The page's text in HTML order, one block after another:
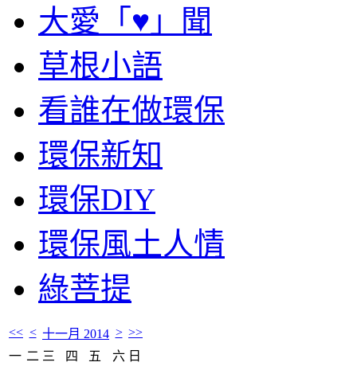
大愛「♥」聞
草根小語
看誰在做環保
環保新知
環保DIY
環保風土人情
綠菩提
<< < 十一月 2014 > >>
一 二 三 四 五 六 日